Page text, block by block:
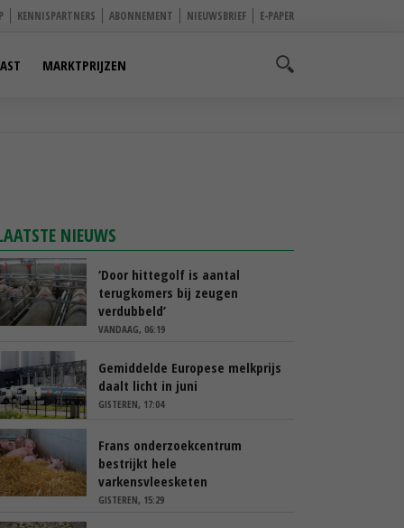
KENNISPARTNERS ABONNEMENT NIEUWSBRIEF E-PAPER
MARKTPRIJZEN
NIEUWS
‘Door hittegolf is aantal
terugkomers bij zeugen
verdubbeld’
VANDAAG, 06:19
Gemiddelde Europese melkprijs
daalt licht in juni
GISTEREN, 17:04
Frans onderzoekcentrum
bestrijkt hele
varkensvleesketen
GISTEREN, 15:29